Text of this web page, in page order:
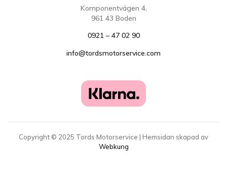
Komponentvägen 4,
961 43 Boden
0921 – 47 02 90
info@tordsmotorservice.com
Copyright © 2025 Tords Motorservice | Hemsidan skapad av
Webkung